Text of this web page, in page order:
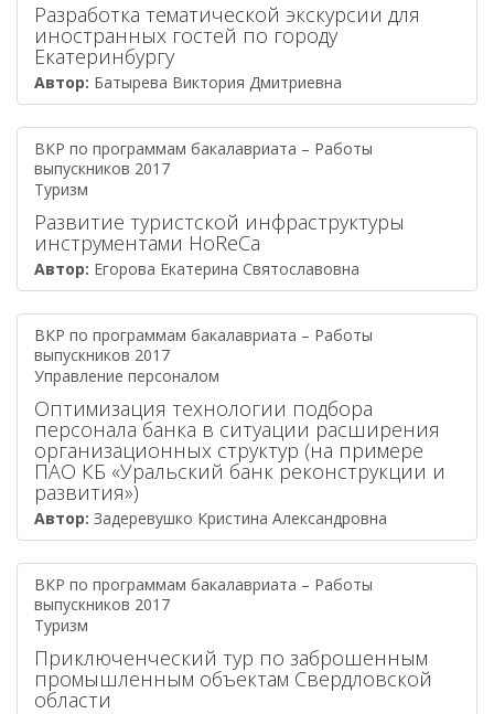
Разработка тематической экскурсии для
иностранных гостей по городу
Екатеринбургу
Автор: Батырева Виктория Дмитриевна
ВКР по программам бакалавриата – Работы
выпускников 2017
Туризм
Развитие туристской инфраструктуры
инструментами HoReCa
Автор: Егорова Екатерина Святославовна
ВКР по программам бакалавриата – Работы
выпускников 2017
Управление персоналом
Оптимизация технологии подбора
персонала банка в ситуации расширения
организационных структур (на примере
ПАО КБ «Уральский банк реконструкции и
развития»)
Автор: Задеревушко Кристина Александровна
ВКР по программам бакалавриата – Работы
выпускников 2017
Туризм
Приключенческий тур по заброшенным
промышленным объектам Свердловской
области